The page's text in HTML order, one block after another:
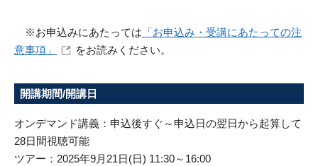
※お申込みにあたっては 「お申込み・受講にあたっての注
意事項」
をお読みください。
開講期間/開講日
オンデマンド講義：申込後すぐ～申込日の翌日から起算して
28日間視聴可能
ツアー：2025年9月21日(日) 11:30～16:00